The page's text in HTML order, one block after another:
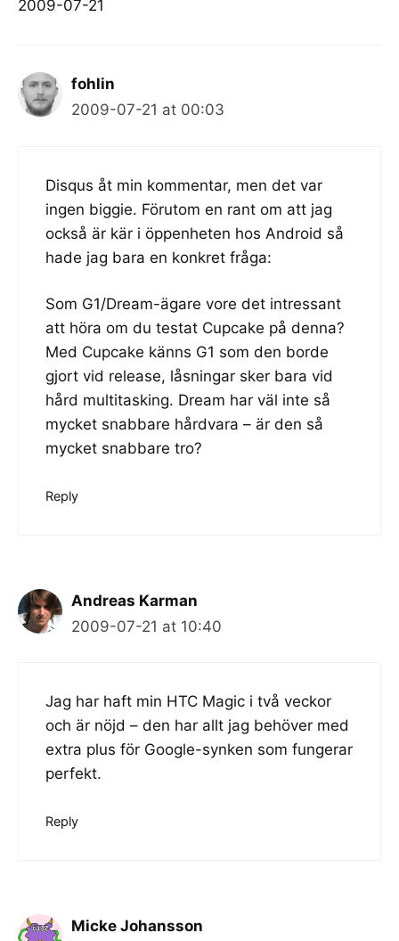
2009-07-21
fohlin
2009-07-21 at 00:03
Disqus åt min kommentar, men det var
ingen biggie. Förutom en rant om att jag
också är kär i öppenheten hos Android så
hade jag bara en konkret fråga:
Som G1/Dream-ägare vore det intressant
att höra om du testat Cupcake på denna?
Med Cupcake känns G1 som den borde
gjort vid release, låsningar sker bara vid
hård multitasking. Dream har väl inte så
mycket snabbare hårdvara – är den så
mycket snabbare tro?
Reply
Andreas Karman
2009-07-21 at 10:40
Jag har haft min HTC Magic i två veckor
och är nöjd – den har allt jag behöver med
extra plus för Google-synken som fungerar
perfekt.
Reply
Micke Johansson